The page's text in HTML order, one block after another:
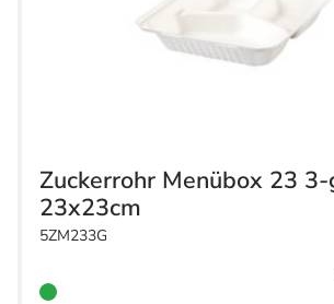
Zuckerrohr Menübox 23
23x23cm
5ZM233G